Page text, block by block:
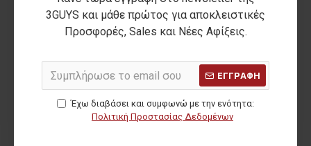
3GUYS και μάθε πρώτος για αποκλειστικές
Προσφορές, Sales και Νέες Αφίξεις.
ΕΓΓΡΑΦΗ
Έχω διαβάσει και συμφωνώ με την ενότητα:
Πολιτική Προστασίας Δεδομένων
Ανδρικό Μπουφάν LOUIS
49,00€
ΑΡΧΙΚΗ ΑΝΑΓΡΑΦΟΜΕΝΗ ΤΙΜΗ:69,90€ (-30%)
Ανδρικό Μπουφάν STEVE
56,00€
ΑΡΧΙΚΗ ΑΝΑΓΡΑΦΟΜΕΝΗ ΤΙΜΗ: